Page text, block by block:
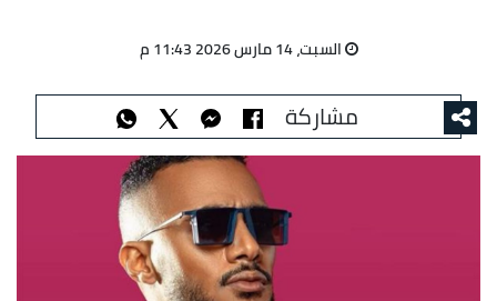
السبت، 14 مارس 2026 11:43 م
مشاركة